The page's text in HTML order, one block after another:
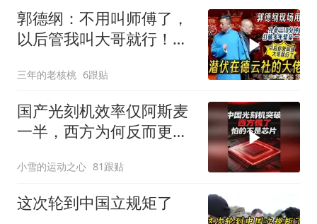
郭德纲：不用叫师傅了，
以后管我叫大哥就行！孔
三年的老核桃 6跟贴
国产光刻机效率仅阿斯麦
一半，西方为何反而更
小雪的运动之心 81跟贴
这次轮到中国立规矩了